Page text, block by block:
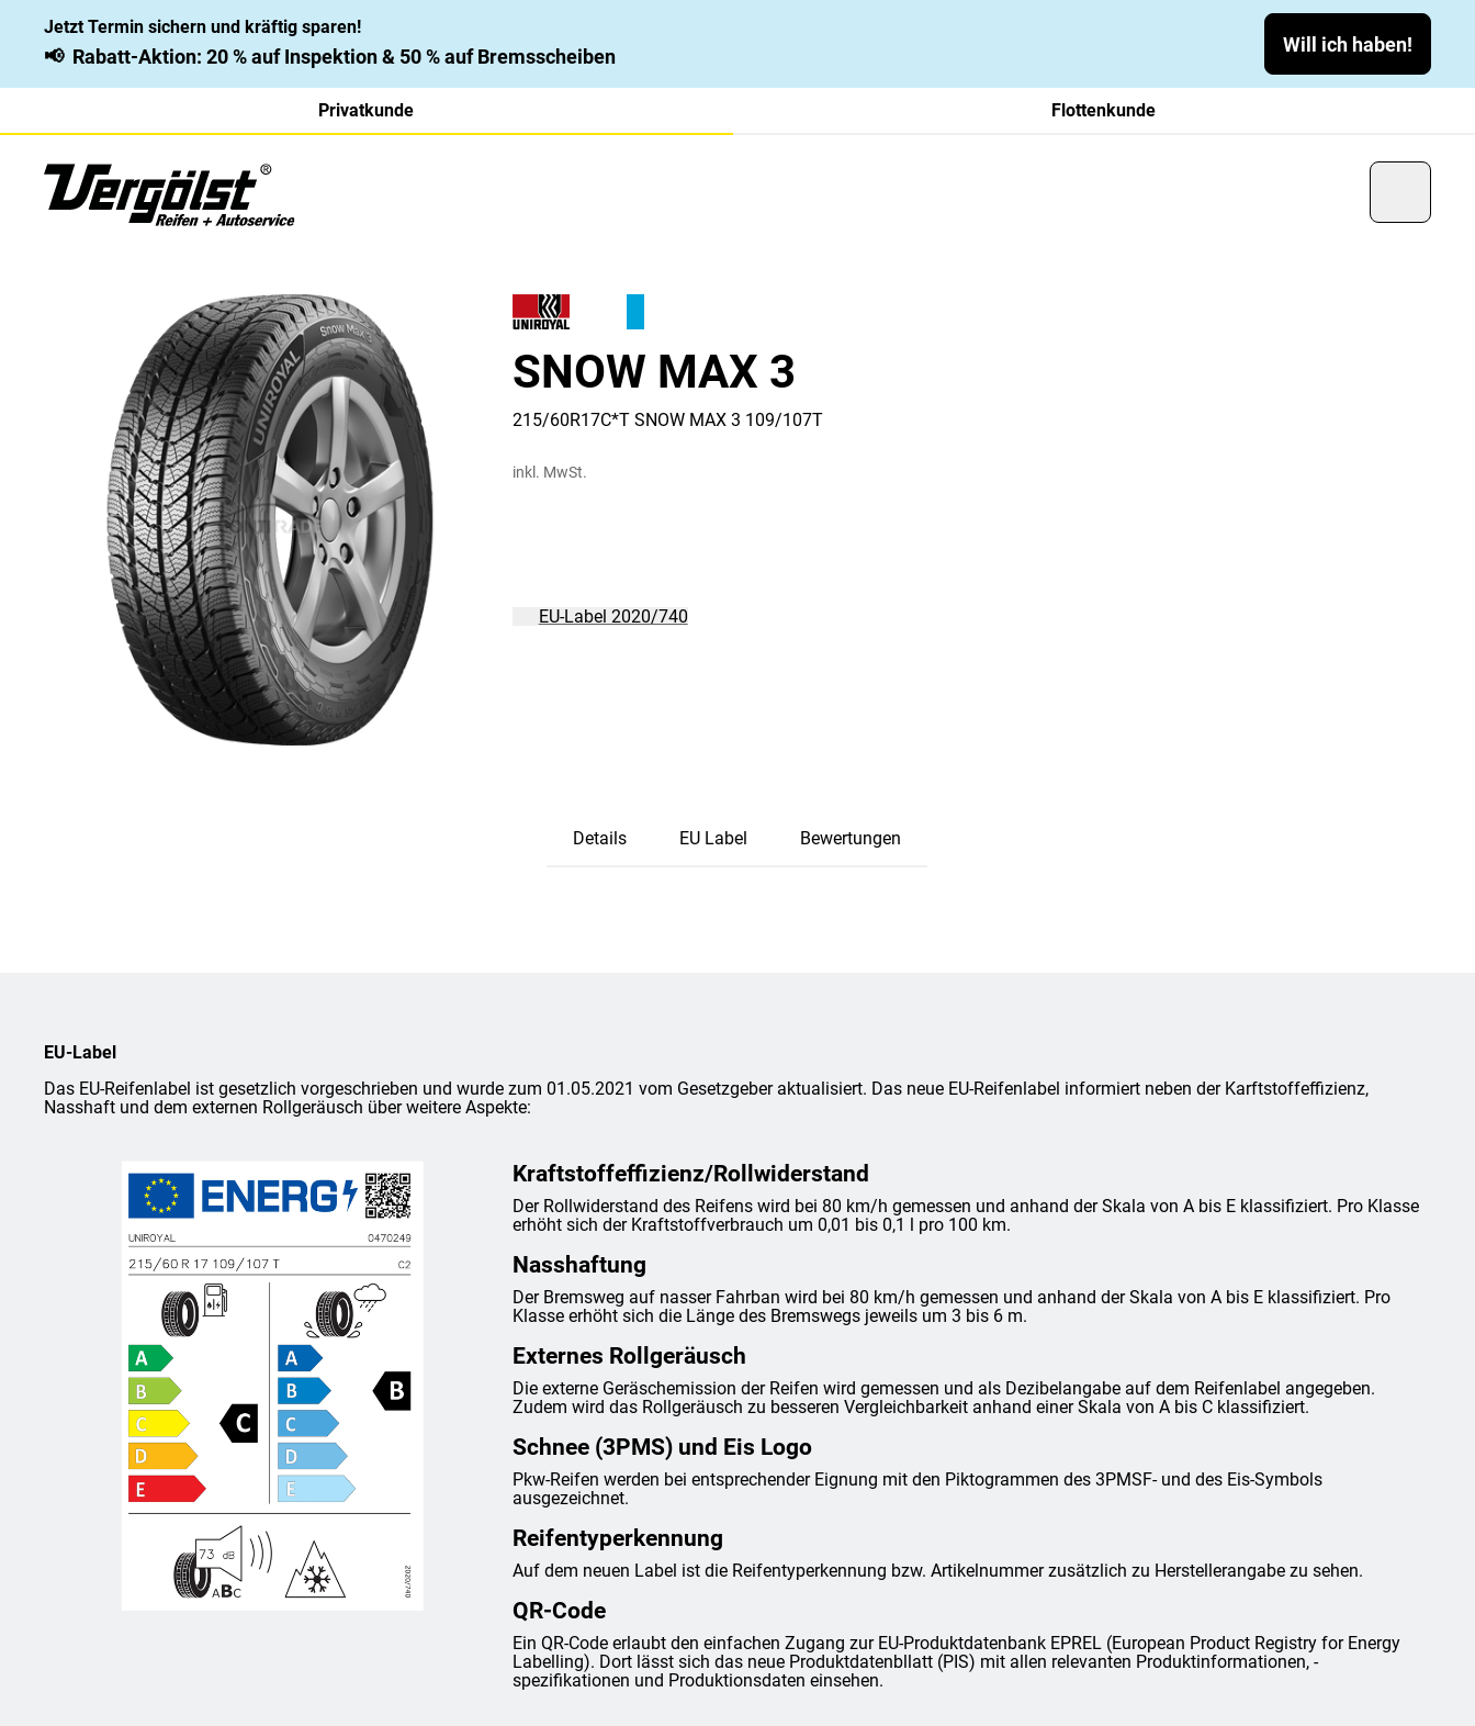
Jetzt Termin sichern und kräftig sparen!
📢 Rabatt-Aktion: 20 % auf Inspektion & 50 % auf Bremsscheiben
Will ich haben!
Privatkunde Flottenkunde
SNOW MAX 3
215/60R17C*T SNOW MAX 3 109/107T
inkl. MwSt.
EU-Label 2020/740
Details EU Label Bewertungen
EU-Label
Das EU-Reifenlabel ist gesetzlich vorgeschrieben und wurde zum 01.05.2021 vom Gesetzgeber aktualisiert. Das neue EU-Reifenlabel informiert neben der Karftstoffeffizienz,
Nasshaft und dem externen Rollgeräusch über weitere Aspekte:
Kraftstoffeffizienz/Rollwiderstand
Der Rollwiderstand des Reifens wird bei 80 km/h gemessen und anhand der Skala von A bis E klassifiziert. Pro Klasse
erhöht sich der Kraftstoffverbrauch um 0,01 bis 0,1 l pro 100 km.
Nasshaftung
Der Bremsweg auf nasser Fahrban wird bei 80 km/h gemessen und anhand der Skala von A bis E klassifiziert. Pro
Klasse erhöht sich die Länge des Bremswegs jeweils um 3 bis 6 m.
Externes Rollgeräusch
Die externe Geräschemission der Reifen wird gemessen und als Dezibelangabe auf dem Reifenlabel angegeben.
Zudem wird das Rollgeräusch zu besseren Vergleichbarkeit anhand einer Skala von A bis C klassifiziert.
Schnee (3PMS) und Eis Logo
Pkw-Reifen werden bei entsprechender Eignung mit den Piktogrammen des 3PMSF- und des Eis-Symbols
ausgezeichnet.
Reifentyperkennung
Auf dem neuen Label ist die Reifentyperkennung bzw. Artikelnummer zusätzlich zu Herstellerangabe zu sehen.
QR-Code
Ein QR-Code erlaubt den einfachen Zugang zur EU-Produktdatenbank EPREL (European Product Registry for Energy
Labelling). Dort lässt sich das neue Produktdatenbllatt (PIS) mit allen relevanten Produktinformationen, -
spezifikationen und Produktionsdaten einsehen.